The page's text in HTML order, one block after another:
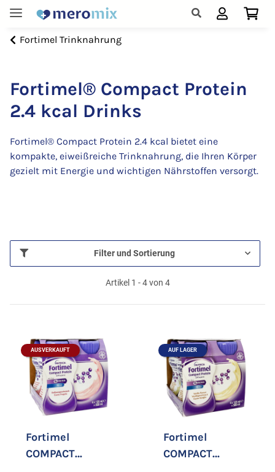
Fortimel Trinknahrung
Fortimel® Compact Protein
2.4 kcal Drinks
Fortimel® Compact Protein 2.4 kcal bietet eine
kompakte, eiweißreiche Trinknahrung, die Ihren Körper
gezielt mit Energie und wichtigen Nährstoffen versorgt.
Filter und Sortierung
Artikel 1 - 4 von 4
AUSVERKAUFT
Fortimel
COMPACT
AUF LAGER
Fortimel
COMPACT